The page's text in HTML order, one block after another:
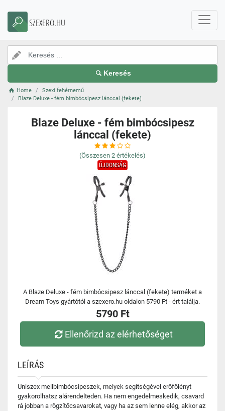
SZEXERO.HU
Keresés
Home
Szexi fehérnemű
Blaze Deluxe - fém bimbócsipesz lánccal (fekete)
Blaze Deluxe - fém bimbócsipesz
lánccal (fekete)
(Összesen 2 értékelés)
ÚJDONSÁG
A Blaze Deluxe - fém bimbócsipesz lánccal (fekete) terméket a
Dream Toys gyártótól a szexero.hu oldalon 5790 Ft - ért találja.
5790 Ft
Ellenőrizd az elérhetőséget
LEÍRÁS
Uniszex mellbimbócsipeszek, melyek segítségével erőfölényt
gyakorolhatsz alárendelteden. Ha nem engedelmeskedik, csavard
rá jobban a rögzítőcsavarokat, vagy ha az sem lenne elég, akkor az